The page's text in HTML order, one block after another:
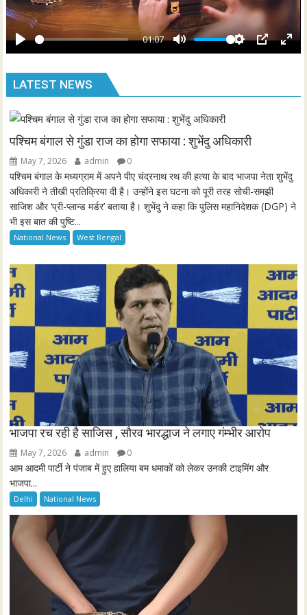
e
e
P
l
a
01:07
M
S
n
s
P
E
l
s
e
n
a
y
LATEST NEWS
पश्चिम बंगाल से गुंडा राज का होगा सफाया : शुभेंदु अधिकारी
May 7, 2026 admin 0
पश्चिम बंगाल के मध्यग्राम में अपने पीए चंद्रनाथ रथ की हत्या के बाद भाजपा नेता शुभेंदु
अधिकारी ने तीखी प्रतिक्रिया दी है। उन्होंने इस घटना को पूरी तरह सोची-समझी
साजिश और ‘प्री-प्लान्ड मर्डर’ बताया है। शुभेंदु ने कहा कि पुलिस महानिदेशक (DGP) ने
भी इस बात की पुष्टि...
National News West Bengal
भाजपा रच रही है साजिस , सौरव भारद्धाज ने लगाए गंम्भीर आरोप
May 7, 2026 admin 0
आम आदमी पार्टी ने पंजाब में हुए हालिया बम धमाकों को लेकर उनकी टाइमिंग और
भाजपा...
Delhi National News